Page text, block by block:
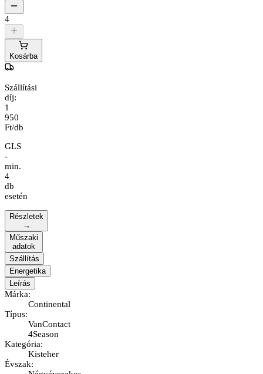
4
Kosárba
Szállítási
díj:
1
950
Ft/db
GLS
-
min.
4
db
esetén
Részletek
→
Műszaki
adatok
Szállítás
Energetika
Leírás
Márka:
Continental
Típus:
VanContact
4Season
Kategória:
Kisteher
Évszak: